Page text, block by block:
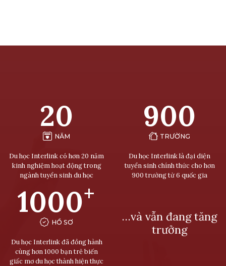
20
NĂM
Du học Interlink có hơn 20 năm
kinh nghiệm hoạt động trong
ngành tuyển sinh du học
900
TRƯỜNG
Du học Interlink là đại diện
tuyển sinh chính thức cho hơn
900 trường từ 6 quốc gia
1000+
HỒ SƠ
Du học Interlink đã đồng hành
cùng hơn 1000 bạn trẻ biến
giấc mơ du học thành hiện thực
…và vẫn đang tăng
trưởng